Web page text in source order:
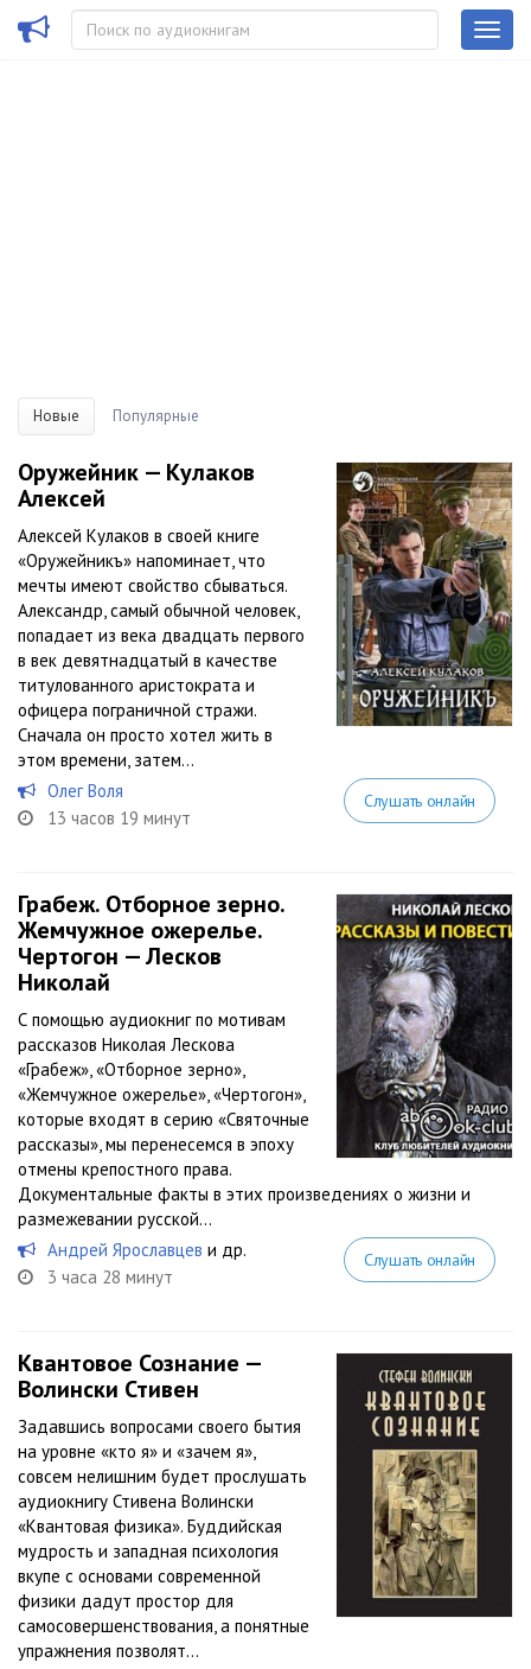
Новые Популярные
Оружейник — Кулаков
Алексей
Алексей Кулаков в своей книге
«Оружейникъ» напоминает, что
мечты имеют свойство сбываться.
Александр, самый обычной человек,
попадает из века двадцать первого
в век девятнадцатый в качестве
титулованного аристократа и
офицера пограничной стражи.
Сначала он просто хотел жить в
этом времени, затем...
Олег Воля
13 часов 19 минут
Слушать онлайн
Грабеж. Отборное зерно.
Жемчужное ожерелье.
Чертогон — Лесков
Николай
С помощью аудиокниг по мотивам
рассказов Николая Лескова
«Грабеж», «Отборное зерно»,
«Жемчужное ожерелье», «Чертогон»,
которые входят в серию «Святочные
рассказы», мы перенесемся в эпоху
отмены крепостного права.
Документальные факты в этих произведениях о жизни и
размежевании русской...
Андрей Ярославцев и др.
3 часа 28 минут
Слушать онлайн
Квантовое Сознание —
Волински Стивен
Задавшись вопросами своего бытия
на уровне «кто я» и «зачем я»,
совсем нелишним будет прослушать
аудиокнигу Стивена Волински
«Квантовая физика». Буддийская
мудрость и западная психология
вкупе с основами современной
физики дадут простор для
самосовершенствования, а понятные
упражнения позволят...